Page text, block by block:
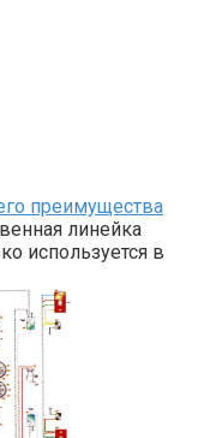
преимущества
линейка
используется в